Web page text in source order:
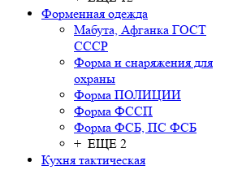
Форменная одежда
Мабута, Афганка ГОСТ
СССР
Форма и снаряжения для
охраны
Форма ПОЛИЦИИ
Форма ФССП
Форма ФСБ, ПС ФСБ
+ ЕЩЕ 2
Кухня тактическая